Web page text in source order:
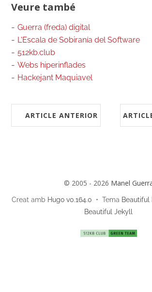
Veure també
Guerra (freda) digital
L'Escala de Sobiranía del Software
512kb.club
Webs hiperinflades
Hackejant Maquiavel
ARTICLE ANTERIOR
© 2005 - 2026 Manel
Creat amb Hugo v0.164.0 • Tema Beautiful
Beautiful Jekyll